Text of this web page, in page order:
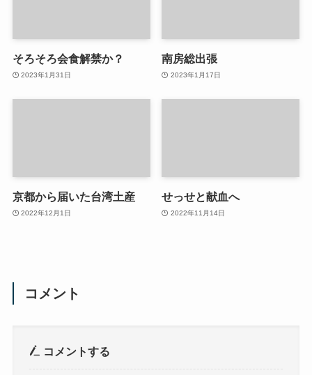
そろそろ会食解禁か？
2023年1月31日
南房総出張
2023年1月17日
京都から届いた台湾土産
2022年12月1日
せっせと献血へ
2022年11月14日
コメント
コメントする